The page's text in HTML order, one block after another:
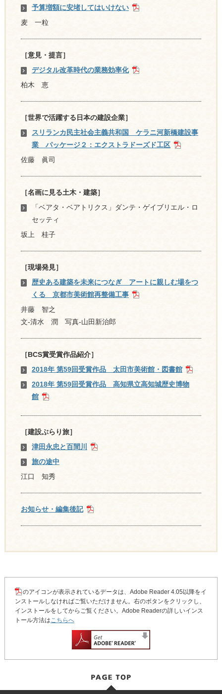
予算増額に安堵してはいけない
麦 一粒
［意見・提言］
デジタル改革時代の業務効率化
柏木 恵
［世界で活躍する日本の建設企業］
スリランカ民主社会主義共和国 ケラニ河新橋建設事
業 パッケージ２：エクストラドーズド工区
佐藤 眞司
［名画に見る土木・建築］
「ベアタ・ベアトリクス」ダンテ・ゲイブリエル・ロ
セッティ
坂上 桂子
［現場発見］
歴史ある建築を未来につなぎ アートに親しむ場をつ
くる 京都市美術館再整備工事
井藤 智之
文-清水 潤 写真-山田新治郎
［BCS賞受賞作品紹介］
2018年 第59回受賞作品 太田市美術館・図書館
2018年 第59回受賞作品 高知県立高知城歴史博物
館
［建設ぶらり旅］
津田永忠と百間川
旅の途中
江口 知秀
お知らせ・編集後記
のアイコンが表示されているデータは、Adobe Reader 4.05以降をイ
ンストールしなければご覧いただけません。右のボタンをクリックし、
インストールをしてからご覧ください。Adobe Readerの詳しいインス
トール方法はこちらへ